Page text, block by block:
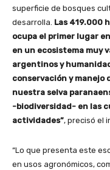
superficie de bosques
desarrolla. Las 419.000
ocupa el primer lugar
en un ecosistema muy
argentinos y
conservación y manejo
nuestra selva
-biodiversidad- en las
actividades”, precisó el
“Lo que presenta este
en usos agronómicos,